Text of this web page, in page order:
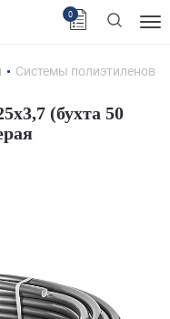
0
Системы
(бухта 50